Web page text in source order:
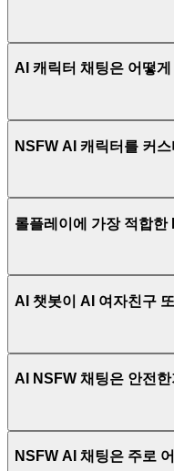
AI 캐릭터 채팅은 어떻
NSFW AI 캐릭터를 커
롤플레이에 가장 적합
AI 챗봇이 AI 여자친구
AI NSFW 채팅은 안전
NSFW AI 채팅은 주로